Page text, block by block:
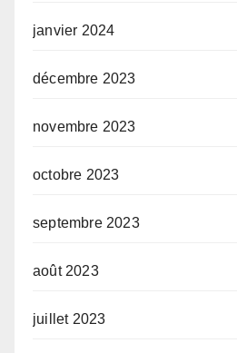
janvier 2024
décembre 2023
novembre 2023
octobre 2023
septembre 2023
août 2023
juillet 2023